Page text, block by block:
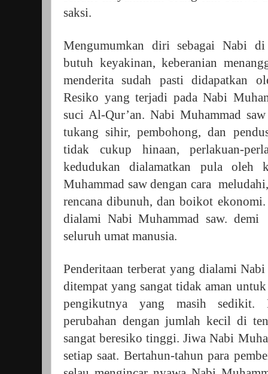
saksi.
Mengumumkan diri sebagai Nabi di
butuh keyakinan, keberanian
menderita sudah pasti didapatkan
Resiko yang terjadi pada Nabi
suci Al-Qur’an. Nabi Muhammad
tukang sihir, pembohong, dan
tidak cukup hinaan, perlakuan-
kedudukan dialamatkan pula oleh
Muhammad saw dengan cara
rencana dibunuh, dan boikot
dialami Nabi Muhammad saw. demi
seluruh umat manusia.
Penderitaan terberat yang dialami
ditempat yang sangat tidak aman
pengikutnya yang masih sedikit.
perubahan dengan jumlah kecil di
sangat beresiko tinggi. Jiwa Nabi
setiap saat. Bertahun-tahun para